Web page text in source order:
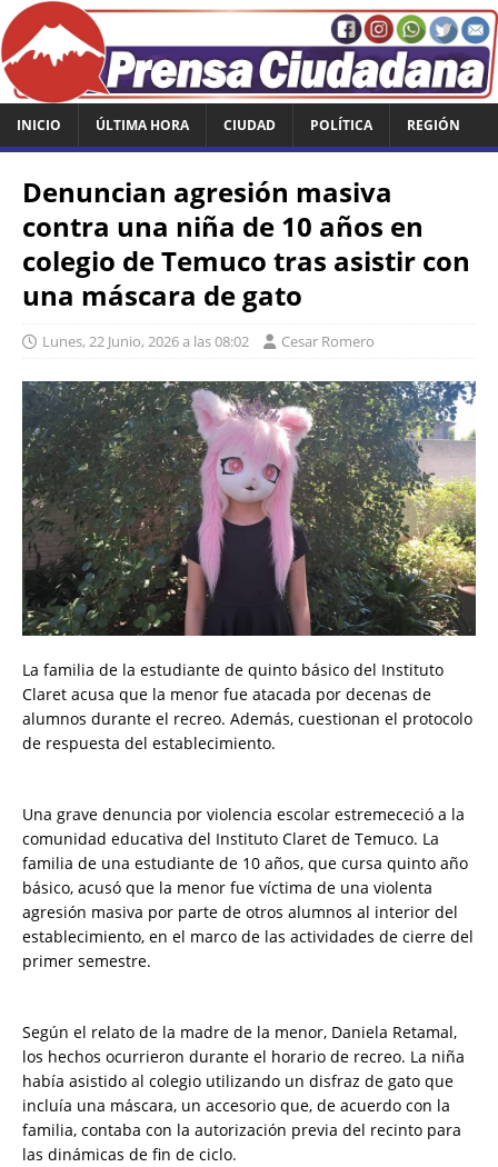
INICIO ÚLTIMA HORA CIUDAD POLÍTICA REGIÓN
Denuncian agresión masiva
contra una niña de 10 años en
colegio de Temuco tras asistir con
una máscara de gato
Lunes, 22 Junio, 2026 a las 08:02 Cesar Romero
​La familia de la estudiante de quinto básico del Instituto
Claret acusa que la menor fue atacada por decenas de
alumnos durante el recreo. Además, cuestionan el protocolo
de respuesta del establecimiento.
​Una grave denuncia por violencia escolar estremececió a la
comunidad educativa del Instituto Claret de Temuco. La
familia de una estudiante de 10 años, que cursa quinto año
básico, acusó que la menor fue víctima de una violenta
agresión masiva por parte de otros alumnos al interior del
establecimiento, en el marco de las actividades de cierre del
primer semestre.
​Según el relato de la madre de la menor, Daniela Retamal,
los hechos ocurrieron durante el horario de recreo. La niña
había asistido al colegio utilizando un disfraz de gato que
incluía una máscara, un accesorio que, de acuerdo con la
familia, contaba con la autorización previa del recinto para
las dinámicas de fin de ciclo.